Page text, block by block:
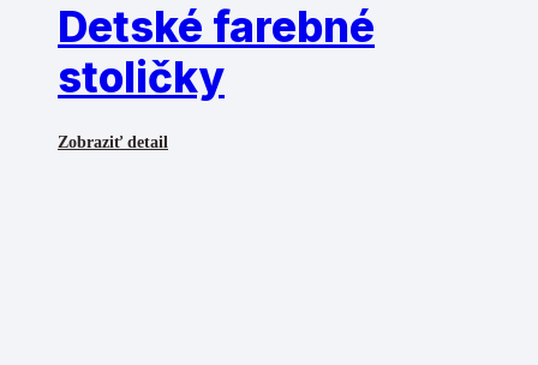
Detské farebné
stoličky
Zobraziť detail